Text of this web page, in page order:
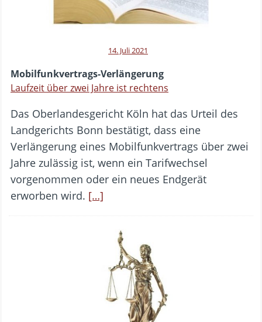
14. Juli 2021
Mobilfunkvertrags-Verlängerung
Laufzeit über zwei Jahre ist rechtens
Das Oberlandesgericht Köln hat das Urteil des
Landgerichts Bonn bestätigt, dass eine
Verlängerung eines Mobilfunkvertrags über zwei
Jahre zulässig ist, wenn ein Tarifwechsel
vorgenommen oder ein neues Endgerät
erworben wird. […]